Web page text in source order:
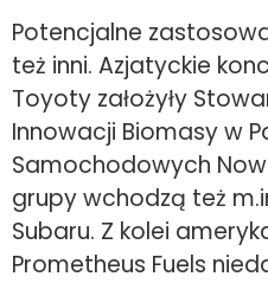
Potencjalne
też inni. Azjatyckie
Toyoty założyły
Innowacji Biomasy w
Samochodowych
grupy wchodzą też
Subaru. Z kolei
Prometheus Fuels